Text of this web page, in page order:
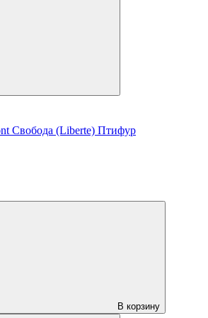
Свобода (Liberte) Птифур
В корзину